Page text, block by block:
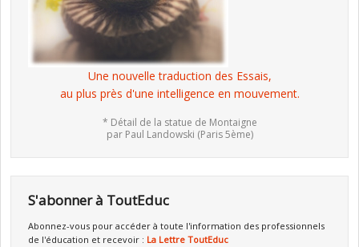
Une nouvelle traduction des Essais,
au plus près d'une intelligence en mouvement.
* Détail de la statue de Montaigne
par Paul Landowski (Paris 5ème)
S'abonner à ToutEduc
Abonnez-vous pour accéder à toute l'information des professionnels
de l'éducation et recevoir : La Lettre ToutEduc